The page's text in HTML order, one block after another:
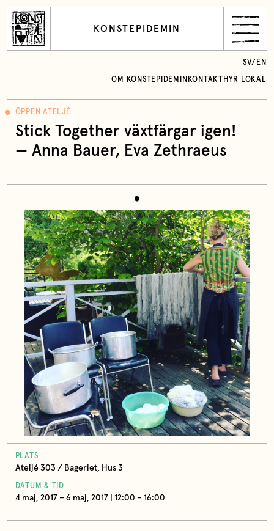
KONSTEPIDEMIN
OM KONSTEPIDEMIN KONTAKT HYR LOKAL
SV/ EN
ÖPPEN ATELJÉ
Stick Together växtfärgar igen!
— Anna Bauer, Eva Zethraeus
PLATS
Ateljé 303 / Bageriet, Hus 3
DATUM & TID
4 maj, 2017 – 6 maj, 2017 | 12:00 – 16:00